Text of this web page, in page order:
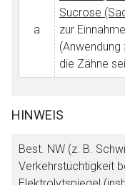
a
Sucrose
zur
(Anwendung
die Zähne
HINWEIS
Best. NW (z. B.
Verkehrstüchtigkeit
Betreiber